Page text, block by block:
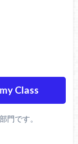
Class
門です。